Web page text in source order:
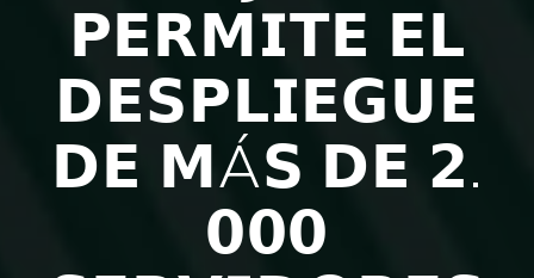
𝗣𝗘𝗥𝗠𝗜𝗧𝗘 𝗘𝗟
𝗗𝗘𝗦𝗣𝗟𝗜𝗘𝗚𝗨𝗘
𝗗𝗘 𝗠Á𝗦 𝗗𝗘 𝟮.
𝟬𝟬𝟬